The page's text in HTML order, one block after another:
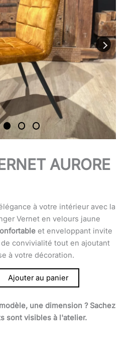
AURORE
à votre intérieur avec la
Vernet en velours jaune
et enveloppant invite
convivialité tout en ajoutant
à votre décoration.
Ajouter au panier
une dimension ? Sachez
sont visibles à l'atelier.